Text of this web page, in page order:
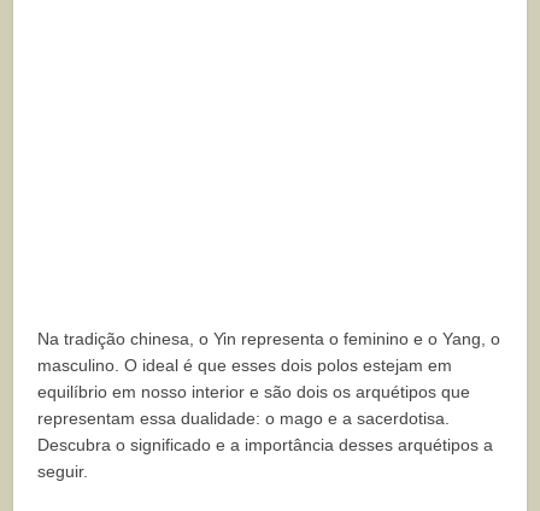
Na tradição chinesa, o Yin representa o feminino e o Yang, o
masculino. O ideal é que esses dois polos estejam em
equilíbrio em nosso interior e são dois os arquétipos que
representam essa dualidade: o mago e a sacerdotisa.
Descubra o significado e a importância desses arquétipos a
seguir.